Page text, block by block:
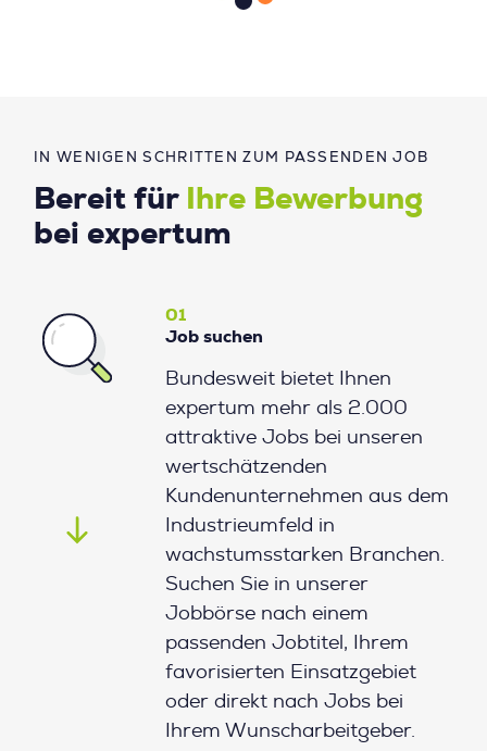
IN WENIGEN SCHRITTEN ZUM PASSENDEN JOB
Bereit für
Ihre Bewerbung
bei expertum
01
Job suchen
Bundesweit bietet Ihnen
expertum mehr als 2.000
attraktive Jobs bei unseren
wertschätzenden
Kundenunternehmen aus dem
Industrieumfeld in
wachstumsstarken Branchen.
Suchen Sie in unserer
Jobbörse nach einem
passenden Jobtitel, Ihrem
favorisierten Einsatzgebiet
oder direkt nach Jobs bei
Ihrem Wunscharbeitgeber.